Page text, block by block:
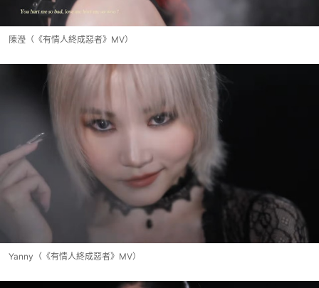
陳瀅（《有情人終成惡者》MV）
Yanny（《有情人終成惡者》MV）